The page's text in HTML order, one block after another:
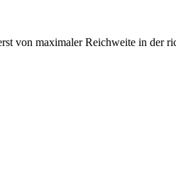
von maximaler Reichweite in der